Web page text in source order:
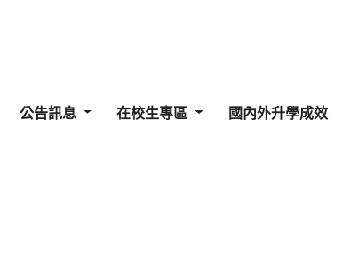
公告訊息 在校生專區 國內外升學成效